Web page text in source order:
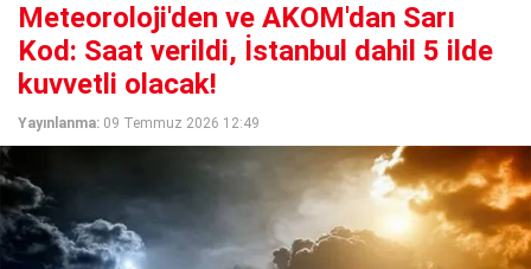
Meteoroloji'den ve AKOM'dan Sarı
Kod: Saat verildi, İstanbul dahil 5 ilde
kuvvetli olacak!
Yayınlanma: 09 Temmuz 2026 12:49